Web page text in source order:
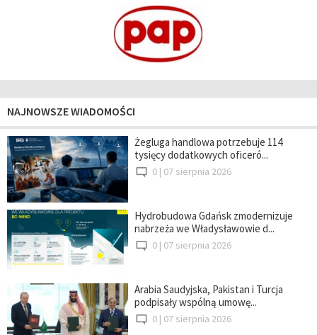
NAJNOWSZE WIADOMOŚCI
Żegluga handlowa potrzebuje 114
tysięcy dodatkowych oficeró...
0 | 07 sierpnia 2026
Hydrobudowa Gdańsk zmodernizuje
nabrzeża we Władysławowie d...
0 | 07 sierpnia 2026
Arabia Saudyjska, Pakistan i Turcja
podpisały wspólną umowę...
0 | 07 sierpnia 2026